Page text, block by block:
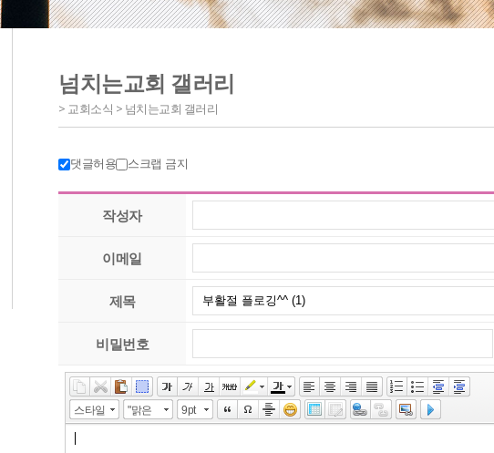
넘치는교회 갤러리
> 교회소식 > 넘치는교회 갤러리
댓글허용 스크랩 금지
작성자
이메일
제목
비밀번호
스타일
"맑은
9pt